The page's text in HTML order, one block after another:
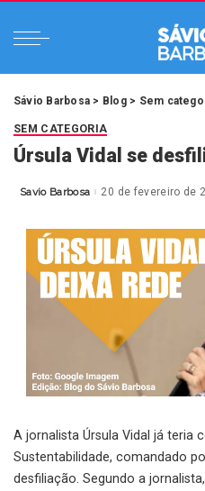
Sávio Barbosa > Blog> Sem
SEM CATEGORIA
Úrsula Vidal se
Posted
Savio Barbosa 20 de fevereiro de
A jornalista Úrsula Vidal já teria
Sustentabilidade, comandado
desfiliação. Segundo a